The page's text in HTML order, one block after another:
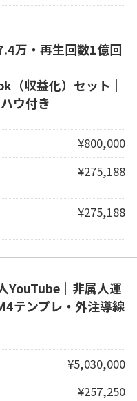
万・再生回数1億回
収益化）セット｜
ウ付き
¥800,000
¥275,188
¥275,188
YouTube｜非属人運
テンプレ・外注導線
¥5,030,000
¥257,250